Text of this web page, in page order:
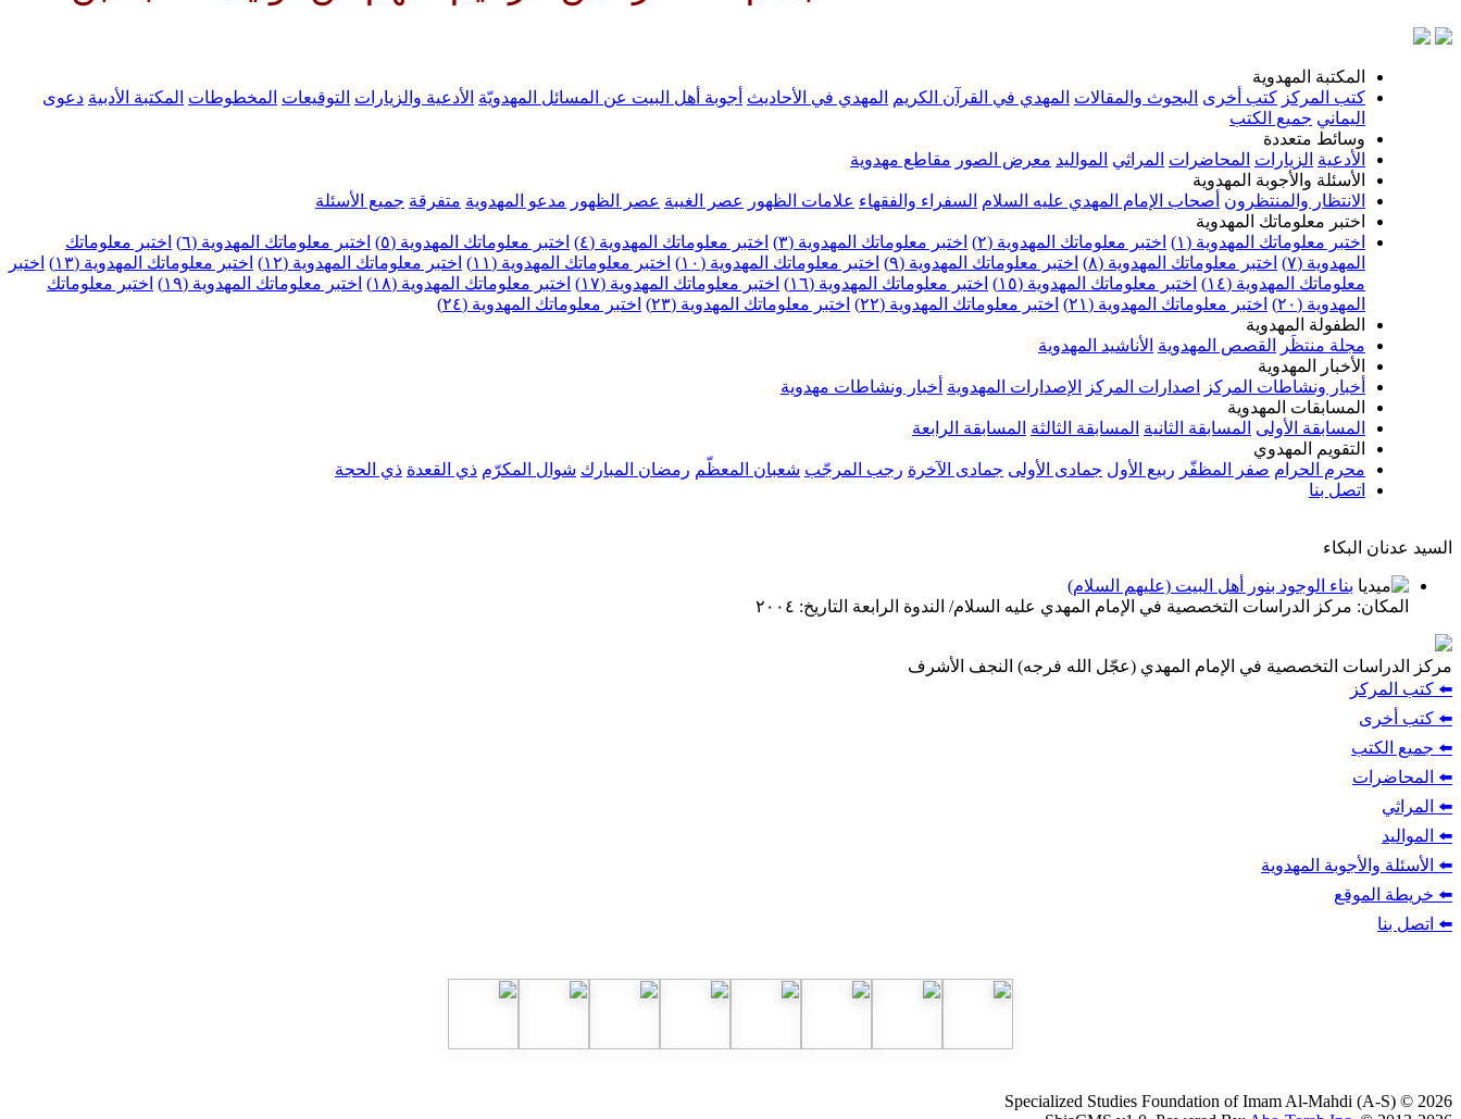
المكتبة المهدوية
كتب المركز كتب أخرى البحوث والمقالات المهدي في القرآن الكريم المهدي في الأحاديث أجوبة أهل البيت عن المسائل المهدويّة الأدعية والزيارات التوقيعات المخطوطات المكتبة الأدبية دعوى
اليماني جميع الكتب
وسائط متعددة
الأدعية الزيارات المحاضرات المراثي المواليد معرض الصور مقاطع مهدوية
الأسئلة والأجوبة المهدوية
الانتظار والمنتظرون أصحاب الإمام المهدي عليه السلام السفراء والفقهاء علامات الظهور عصر الغيبة عصر الظهور مدعو المهدوية متفرقة جميع الأسئلة
اختبر معلوماتك المهدوية
اختبر معلوماتك المهدوية (١)
اختبر معلوماتك المهدوية (٢) اختبر معلوماتك المهدوية (٣) اختبر معلوماتك المهدوية (٤) اختبر معلوماتك المهدوية (٥) اختبر معلوماتك المهدوية (٦)
اختبر معلوماتك
المهدوية (٧)
اختبر معلوماتك المهدوية (٨) اختبر معلوماتك المهدوية (٩) اختبر معلوماتك المهدوية (١٠) اختبر معلوماتك المهدوية (١١) اختبر معلوماتك المهدوية (١٢) اختبر معلوماتك المهدوية (١٣)
اختبر
معلوماتك المهدوية (١٤)
اختبر معلوماتك المهدوية (١٥) اختبر معلوماتك المهدوية (١٦) اختبر معلوماتك المهدوية (١٧) اختبر معلوماتك المهدوية (١٨) اختبر معلوماتك المهدوية (١٩)
اختبر معلوماتك
المهدوية (٢٠)
اختبر معلوماتك المهدوية (٢١) اختبر معلوماتك المهدوية (٢٢) اختبر معلوماتك المهدوية (٢٣)
اختبر معلوماتك المهدوية (٢٤)
الطفولة المهدوية
مجلة منتظَر
القصص المهدوية الأناشيد المهدوية
الأخبار المهدوية
أخبار ونشاطات المركز
اصدارات المركز الإصدارات المهدوية أخبار ونشاطات مهدوية
المسابقات المهدوية
المسابقة الأولى المسابقة الثانية المسابقة الثالثة المسابقة الرابعة
التقويم المهدوي
محرم الحرام صفر المظفّر ربيع الأول جمادى الأولى جمادى الآخرة رجب المرجّب شعبان المعظّم رمضان المبارك شوال المكرّم ذي القعدة ذي الحجة
اتصل بنا
السيد عدنان البكاء
بناء الوجود بنور أهل البيت (عليهم السلام)
المكان: مركز الدراسات التخصصية في الإمام المهدي عليه السلام/ الندوة الرابعة التاريخ: ٢٠٠٤
مركز الدراسات التخصصية في الإمام المهدي (عجّل الله فرجه) النجف الأشرف
⬅️ كتب المركز
⬅️ كتب أخرى
⬅️ جميع الكتب
⬅️ المحاضرات
⬅️ المراثي
⬅️ المواليد
⬅️ الأسئلة والأجوبة المهدوية
⬅️ خريطة الموقع
⬅️ اتصل بنا
Specialized Studies Foundation of Imam Al-Mahdi (A-S) © 2026